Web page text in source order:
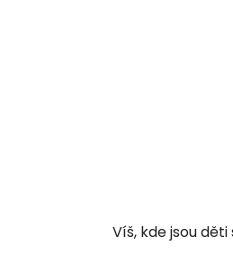
Víš, kde jsou